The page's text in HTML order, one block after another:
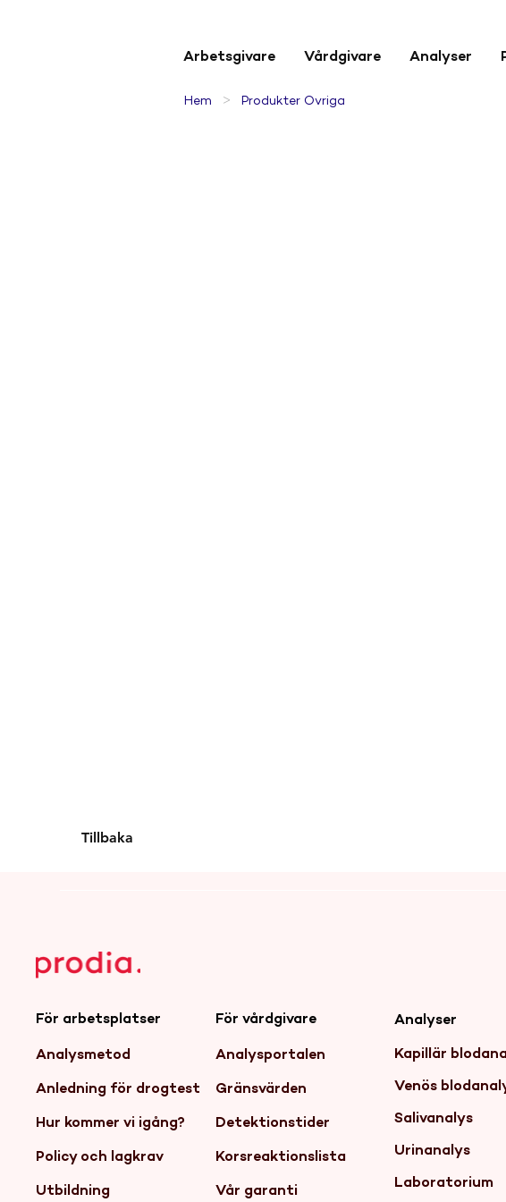
Hem > Produkter Övriga
Arbetsgivare Vårdgivare Analyser
Tillbaka
För arbetsplatser
Analysmetod
Anledning för drogtest
Hur kommer vi igång?
Policy och lagkrav
Utbildning
För vårdgivare
Analysportalen
Gränsvärden
Detektionstider
Korsreaktionslista
Vår garanti
Analyser
Kapillär
Venös
Salivanalys
Urinanalys
Laboratorium